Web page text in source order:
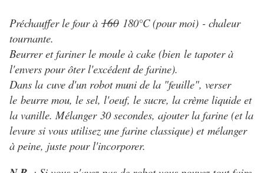
Préchauffer le four à 160 180°C (pour moi) - chaleur
tournante.
Beurrer et fariner le moule à cake (bien le tapoter à
l'envers pour ôter l'excédent de farine).
Dans la cuve d'un robot muni de la "feuille", verser
le beurre mou, le sel, l'oeuf, le sucre, la crème liquide et
la vanille. Mélanger 30 secondes, ajouter la farine (et la
levure si vous utilisez une farine classique) et mélanger
à peine, juste pour l'incorporer.